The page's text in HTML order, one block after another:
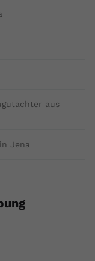
aus
Jena